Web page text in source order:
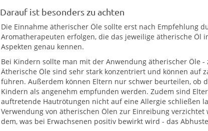
Darauf ist besonders zu achten
Die Einnahme ätherischer Öle sollte erst nach Empfehlung
Aromatherapeuten erfolgen, die das jeweilige ätherische Öl
Aspekten genau kennen.
Bei Kindern sollte man mit der Anwendung ätherischer Öle
Ätherische Öle sind sehr stark konzentriert und können auf
führen. Außerdem können Eltern nur schwer beurteilen, ob
Kindern als angenehm empfunden werden. Zudem sind
auftretende Hautrötungen nicht auf eine Allergie schließen
Verwendung von ätherischen Ölen zur Einreibung
dem, was bei Erwachsenen positiv bewirkt wird - das